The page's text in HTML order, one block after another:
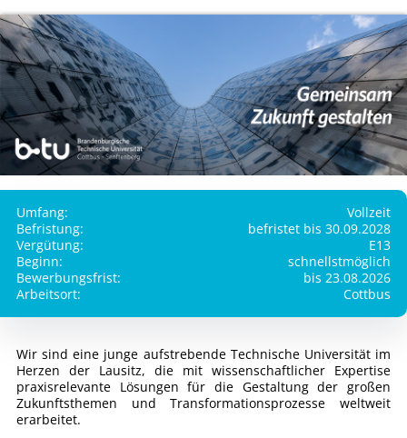
Umfang:
Vollzeit
Befristung:
befristet bis 30.09.2028
Vergütung:
E13
Beginn:
schnellstmöglich
Bewerbungsfrist:
bis 23.08.2026
Arbeitsort:
Cottbus
Wir sind eine junge aufstrebende Technische Universität im
Herzen der Lausitz, die mit wissenschaftlicher Expertise
praxisrelevante Lösungen für die Gestaltung der großen
Zukunftsthemen und Transformationsprozesse weltweit
erarbeitet.